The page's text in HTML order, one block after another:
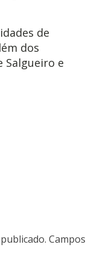
de
dos
Salgueiro e
Campos